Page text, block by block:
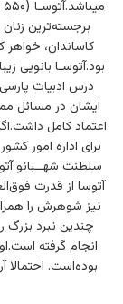
برجسته‌ترین
کاساندان،
بود.آتوسـا بانویی
درس ادبیات
ایشان در مسائل
اعتماد کامل
برای اداره امور
سلطنت شهــبانو
آتوسا از قدرت
نیز شوهرش را
چندین نبرد بزرگ
انجام گرفته
بوده‌است. احتمالا